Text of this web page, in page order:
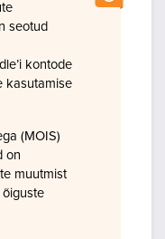
seotud
kontode
kasutamise
(MOIS)
on
muutmist
õiguste